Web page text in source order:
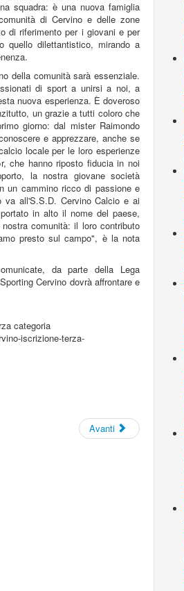
squadra: è una nuova famiglia
di Cervino e delle zone
di riferimento per i giovani e per
quello dilettantistico, mirando a
della comunità sarà essenziale.
di sport a unirsi a noi, a
nuova esperienza. È doveroso
un grazie a tutti coloro che
giorno: dal mister Raimondo
e apprezzare, anche se
locale per le loro esperienze
che hanno riposto fiducia in noi
la nostra giovane società
un cammino ricco di passione e
va all'S.S.D. Cervino Calcio e ai
in alto il nome del paese,
comunità: il loro contributo
presto sul campo", è la nota
da parte della Lega
Cervino dovrà affrontare e
categoria
iscrizione-terza-
Avanti